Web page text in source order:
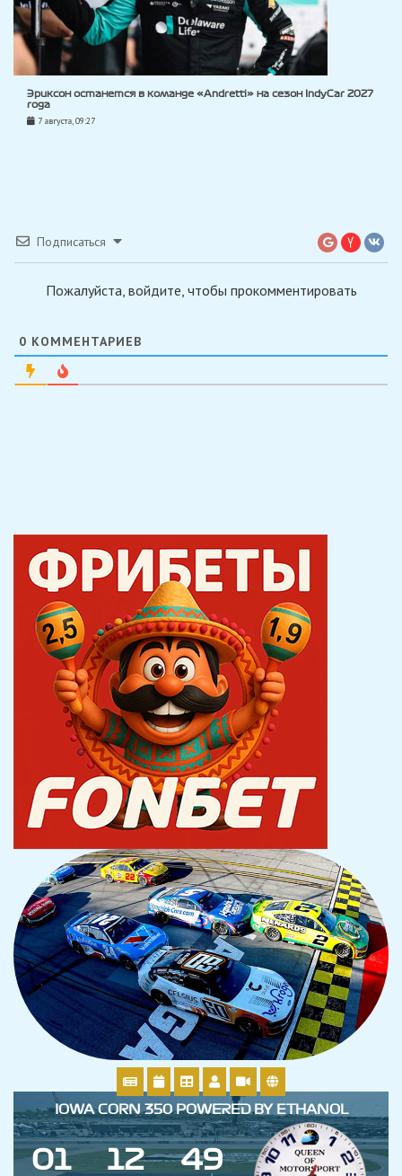
Эриксон останется в команде «Andretti» на сезон IndyCar 2027
года
7 августа, 09:27
Подписаться
Пожалуйста, войдите, чтобы прокомментировать
0 КОММЕНТАРИЕВ
IOWA CORN 350 POWERED BY ETHANOL
01 12 49